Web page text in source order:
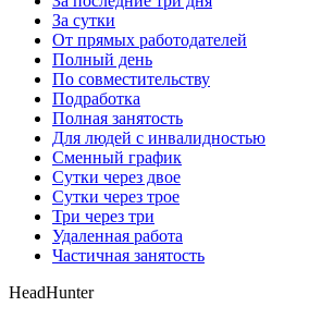
За сутки
От прямых работодателей
Полный день
По совместительству
Подработка
Полная занятость
Для людей с инвалидностью
Сменный график
Сутки через двое
Сутки через трое
Три через три
Удаленная работа
Частичная занятость
HeadHunter